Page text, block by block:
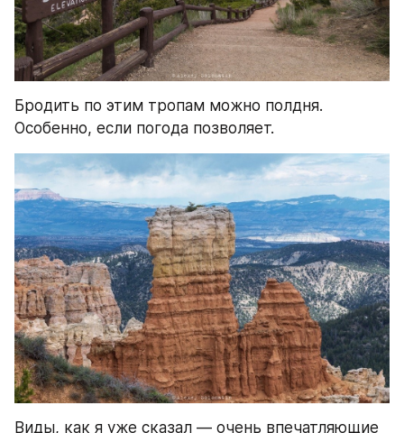
Бродить по этим тропам можно полдня.
Особенно, если погода позволяет.
Виды, как я уже сказал — очень впечатляющие